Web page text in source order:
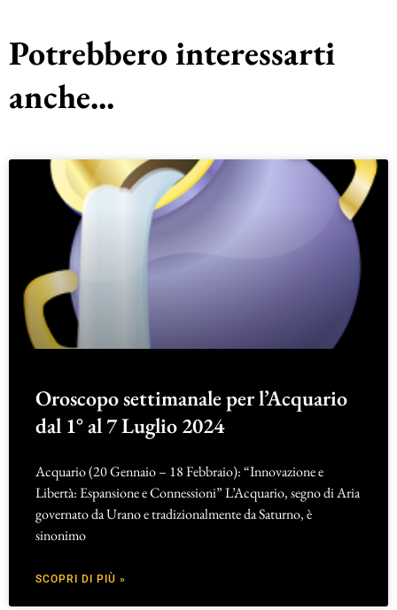
Potrebbero interessarti
anche...
Oroscopo settimanale per l’Acquario
dal 1° al 7 Luglio 2024
Acquario (20 Gennaio – 18 Febbraio): “Innovazione e
Libertà: Espansione e Connessioni” L’Acquario, segno di Aria
governato da Urano e tradizionalmente da Saturno, è
sinonimo
SCOPRI DI PIÙ »